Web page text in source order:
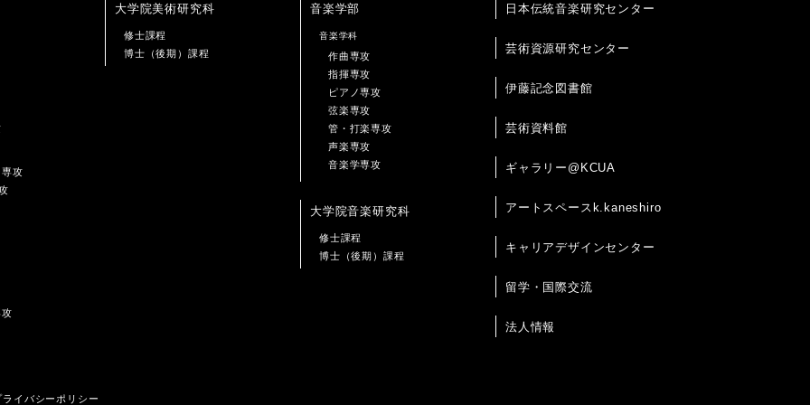
攻
大学院美術研究科
修士課程
博士（後期）課程
音楽学部
音楽学科
作曲専攻
指揮専攻
ピアノ専攻
弦楽専攻
管・打楽専攻
声楽専攻
音楽学専攻
大学院音楽研究科
修士課程
博士（後期）課程
日本伝統音楽研究センター
芸術資源研究センター
伊藤記念図書館
芸術資料館
ギャラリー@KCUA
アートスペースk.kaneshiro
キャリアデザインセンター
留学・国際交流
法人情報
ライバシーポリシー